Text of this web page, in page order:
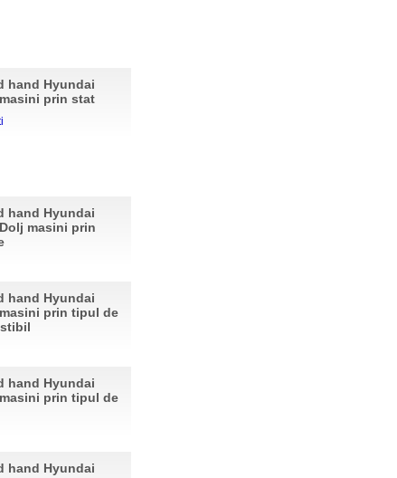
hand Hyundai
prin stat
hand Hyundai
masini prin
hand Hyundai
prin tipul de
hand Hyundai
prin tipul de
hand Hyundai